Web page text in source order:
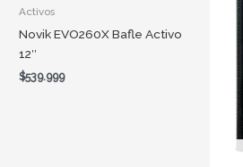
Activos
Novik EVO260X Bafle Activo
12″
$539.999